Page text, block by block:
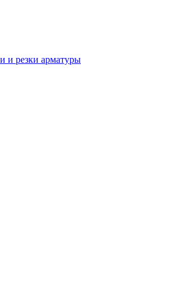
и резки арматуры